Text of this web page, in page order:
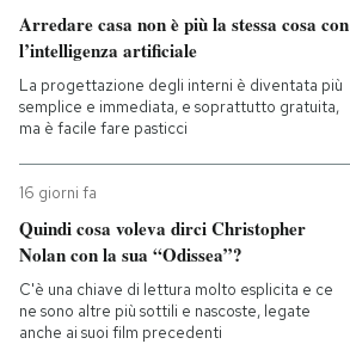
Arredare casa non è più la stessa cosa con
l’intelligenza artificiale
La progettazione degli interni è diventata più
semplice e immediata, e soprattutto gratuita,
ma è facile fare pasticci
16 giorni fa
Quindi cosa voleva dirci Christopher
Nolan con la sua “Odissea”?
C'è una chiave di lettura molto esplicita e ce
ne sono altre più sottili e nascoste, legate
anche ai suoi film precedenti